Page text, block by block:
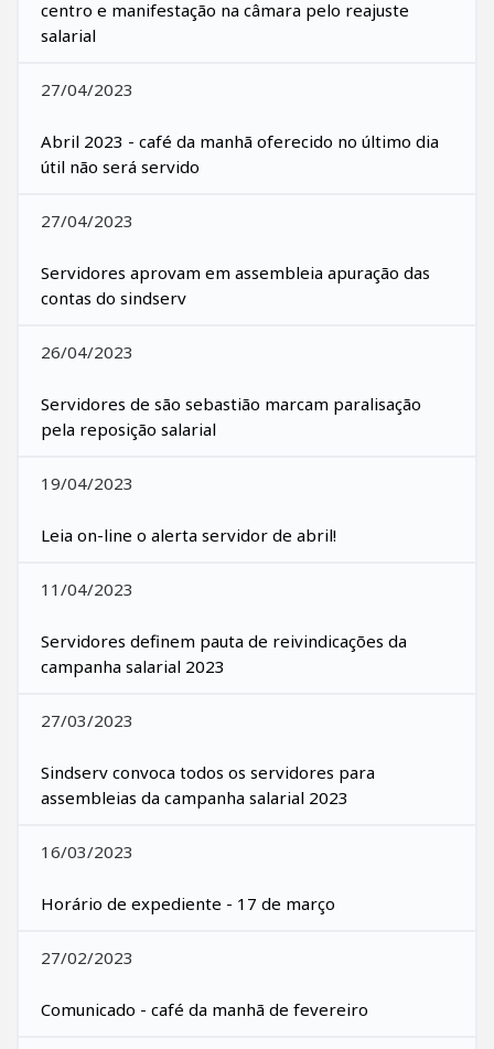
centro e manifestação na câmara pelo reajuste
salarial
27/04/2023
Abril 2023 - café da manhã oferecido no último dia
útil não será servido
27/04/2023
Servidores aprovam em assembleia apuração das
contas do sindserv
26/04/2023
Servidores de são sebastião marcam paralisação
pela reposição salarial
19/04/2023
Leia on-line o alerta servidor de abril!
11/04/2023
Servidores definem pauta de reivindicações da
campanha salarial 2023
27/03/2023
Sindserv convoca todos os servidores para
assembleias da campanha salarial 2023
16/03/2023
Horário de expediente - 17 de março
27/02/2023
Comunicado - café da manhã de fevereiro